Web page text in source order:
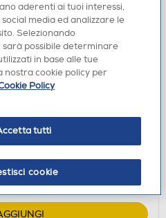
61 SWITCH/OLED-
aderenti ai tuoi interessi,
media ed analizzare le
Selezionando
sarà possibile determinare
in base alle tue
nostra cookie policy per
Policy
tutti
cookie